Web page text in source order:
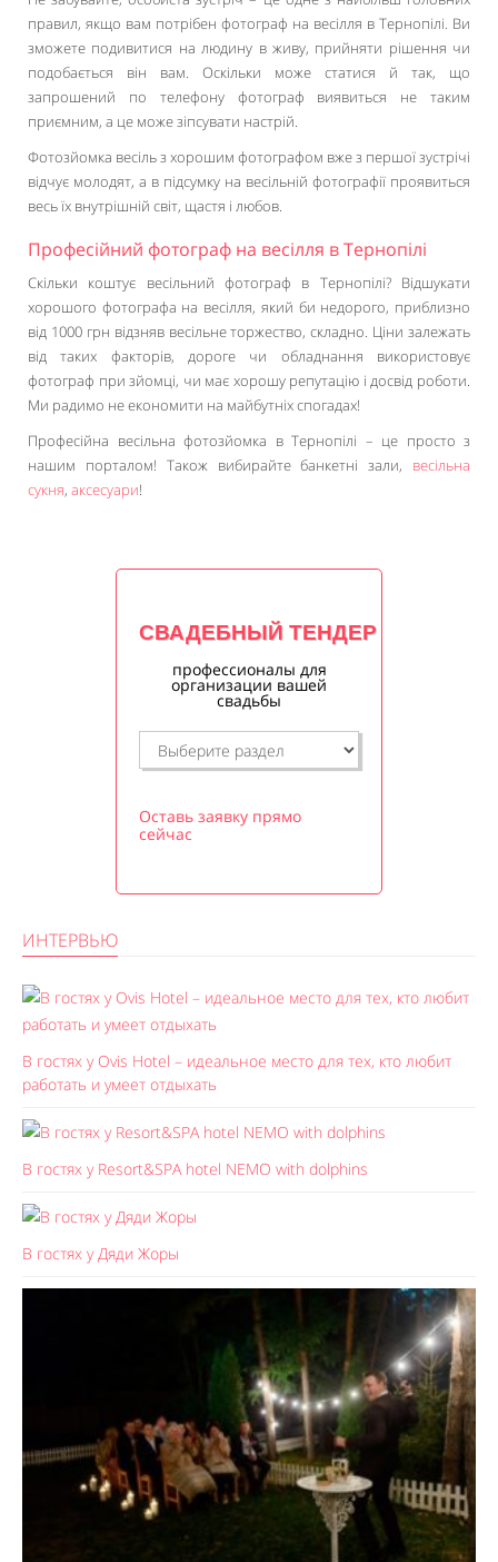
правил, якщо вам потрібен фотограф на весілля в Тернопілі. Ви
зможете подивитися на людину в живу, прийняти рішення чи
подобається він вам. Оскільки може статися й так, що
запрошений по телефону фотограф виявиться не таким
приємним, а це може зіпсувати настрій.
Фотозйомка весіль з хорошим фотографом вже з першої зустрічі
відчує молодят, а в підсумку на весільній фотографії проявиться
весь їх внутрішній світ, щастя і любов.
Професійний фотограф на весілля в Тернопілі
Скільки коштує весільний фотограф в Тернопілі? Відшукати
хорошого фотографа на весілля, який би недорого, приблизно
від 1000 грн відзняв весільне торжество, складно. Ціни залежать
від таких факторів, дороге чи обладнання використовує
фотограф при зйомці, чи має хорошу репутацію і досвід роботи.
Ми радимо не економити на майбутніх спогадах!
Професійна весільна фотозйомка в Тернопілі – це просто з
нашим порталом! Також вибирайте банкетні зали, весільна
сукня, аксесуари!
СВАДЕБНЫЙ ТЕНДЕР
профессионалы для
организации вашей
свадьбы
Оставь заявку прямо
сейчас
ИНТЕРВЬЮ
В гостях у Ovis Hotel – идеальное место для тех, кто любит
работать и умеет отдыхать
В гостях у Resort&SPA hotel NEMO with dolphins
В гостях у Дяди Жоры